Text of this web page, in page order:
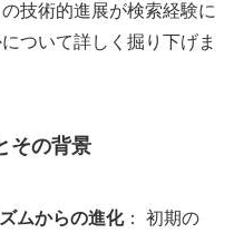
技術的進展が検索経験に
ついて詳しく掘り下げま
その背景
ムからの進化： 初期の